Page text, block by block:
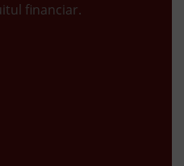
financiar.